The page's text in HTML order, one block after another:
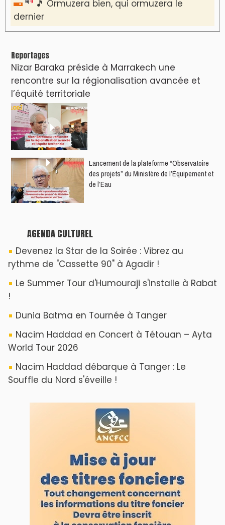
🎵 Ormuzera bien, qui ormuzera le
dernier
Reportages
Nizar Baraka préside à Marrakech une
rencontre sur la régionalisation avancée et
l’équité territoriale
​Lancement de la plateforme “Observatoire
des projets” du Ministère de l’Équipement et
de l’Eau
AGENDA CULTUREL
Devenez la Star de la Soirée : Vibrez au
rythme de "Cassette 90" à Agadir !
Le Summer Tour d'Humouraji s'installe à Rabat
!
Dunia Batma en Tournée à Tanger
Nacim Haddad en Concert à Tétouan – Ayta
World Tour 2026
Nacim Haddad débarque à Tanger : Le
Souffle du Nord s'éveille !